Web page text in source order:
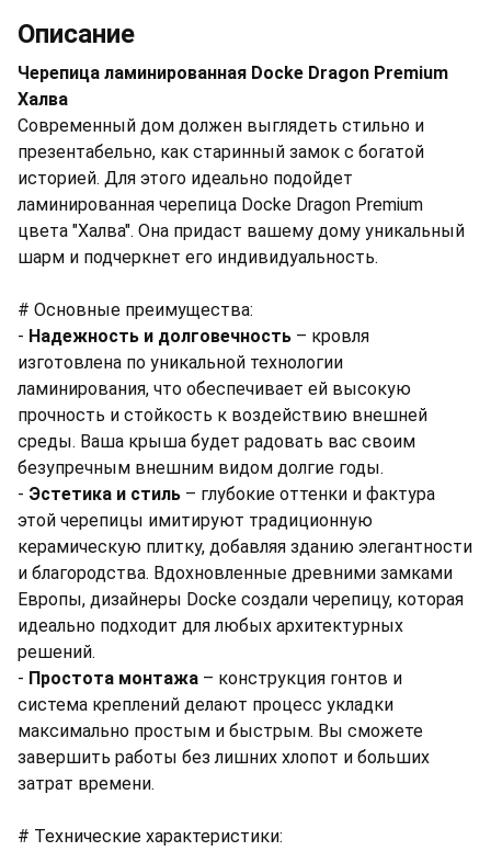
Описание
Черепица ламинированная Docke Dragon Premium
Халва
Современный дом должен выглядеть стильно и
презентабельно, как старинный замок с богатой
историей. Для этого идеально подойдет
ламинированная черепица Docke Dragon Premium
цвета "Халва". Она придаст вашему дому уникальный
шарм и подчеркнет его индивидуальность.
# Основные преимущества:
- Надежность и долговечность – кровля
изготовлена по уникальной технологии
ламинирования, что обеспечивает ей высокую
прочность и стойкость к воздействию внешней
среды. Ваша крыша будет радовать вас своим
безупречным внешним видом долгие годы.
- Эстетика и стиль – глубокие оттенки и фактура
этой черепицы имитируют традиционную
керамическую плитку, добавляя зданию элегантности
и благородства. Вдохновленные древними замками
Европы, дизайнеры Docke создали черепицу, которая
идеально подходит для любых архитектурных
решений.
- Простота монтажа – конструкция гонтов и
система креплений делают процесс укладки
максимально простым и быстрым. Вы сможете
завершить работы без лишних хлопот и больших
затрат времени.
# Технические характеристики: